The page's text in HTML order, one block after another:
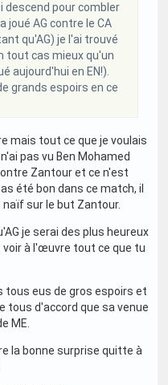
descend pour combler
joué AG contre le CA
qu'AG) je l'ai trouvé
tout cas mieux qu'un
aujourd'hui en EN!).
grands espoirs en ce
mais tout ce que je voulais
pas vu Ben Mohamed
Zantour et ce n'est
été bon dans ce match, il
sur le but Zantour.
je serai des plus heureux
voir à l'œuvre tout ce que tu
tous eus de gros espoirs et
tous d'accord que sa venue
ME.
la bonne surprise quitte à